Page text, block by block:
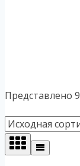
Представлено